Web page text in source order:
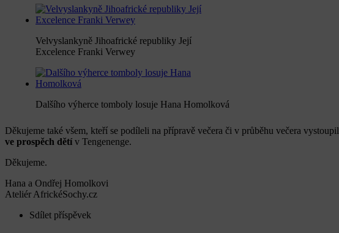
Velvyslankyně Jihoafrické republiky Její
Excelence Franki Verwey
Dalšího výherce tomboly losuje Hana Homolková
Děkujeme také všem, kteří se podíleli na přípravě večera či v průběhu večera
ve prospěch dětí v Tengenenge.
Děkujeme.
Hana a Ondřej Homolkovi
Ateliér AfrickéSochy.cz
Sdílet příspěvek